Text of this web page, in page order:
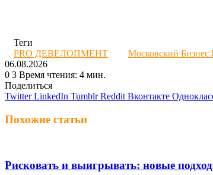
Теги
PRO ДЕВЕЛОПМЕНТ
Московский Бизнес
06.08.2026
0 3 Время чтения: 4 мин.
Поделиться
Twitter LinkedIn Tumblr Reddit Вконтакте
Похожие статьи
Рисковать и выигрывать: новые